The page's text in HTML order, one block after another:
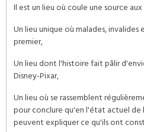
Il est un lieu où coule une source
Un lieu unique où malades,
premier,
Un lieu dont l'histoire fait pâlir
Disney-Pixar,
Un lieu où se rassemblent
pour conclure qu'en l'état actuel de
peuvent expliquer ce qu'ils ont